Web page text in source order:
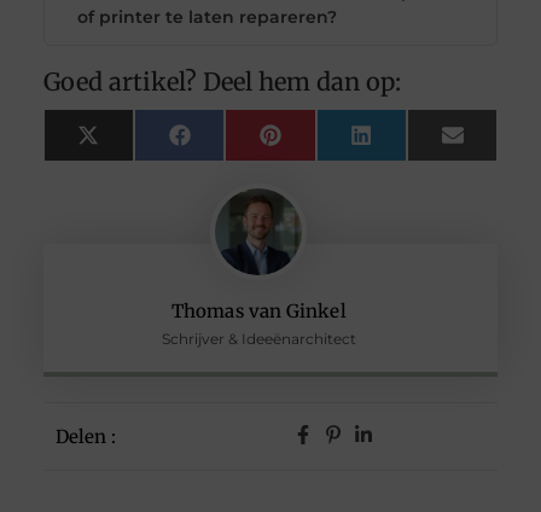
Thomas van Ginkel
Schrijver & Ideeënarchitect
Delen :
of printer te laten repareren?
Goed artikel? Deel hem dan op:
X
(Twitter)
FacebookPinterest LinkedIn Email